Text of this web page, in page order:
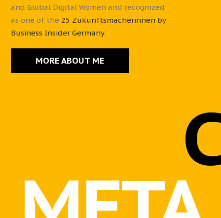
and Global Digital Women and recognized
as one of the25 Zukunftsmacherinnen by
Business Insider Germany.
MORE ABOUT ME